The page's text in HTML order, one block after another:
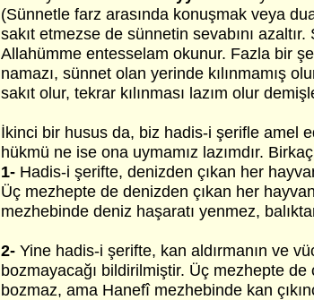
(Sünnetle farz arasında konuşmak veya
sakıt etmezse de sünnetin sevabını
Allahümme entesselam okunur. Fazla bir
namazı, sünnet olan yerinde kılınmamış
sakıt olur, tekrar kılınması lazım olur
İkinci bir husus da, biz hadis-i şerifle amel
hükmü ne ise ona uymamız lazımdır.
1- Hadis-i şerifte, denizden çıkan her
Üç mezhepte de denizden çıkan her
mezhebinde deniz haşaratı yenmez,
2- Yine hadis-i şerifte, kan aldırmanın ve
bozmayacağı bildirilmiştir. Üç mezhepte de
bozmaz, ama Hanefî mezhebinde kan